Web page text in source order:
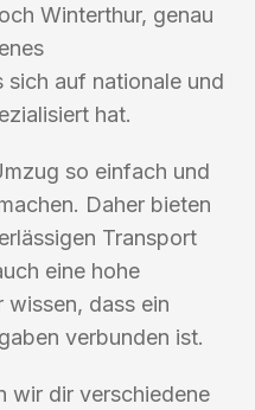
Winterthur, genau
sich auf nationale und
hat.
so einfach und
Daher bieten
Transport
eine hohe
wissen, dass ein
verbunden ist.
wir dir verschiedene